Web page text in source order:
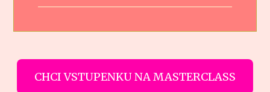
CHCI VSTUPENKU NA MASTERCLASS